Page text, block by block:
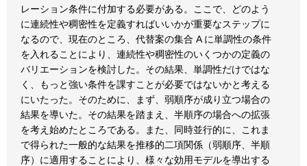
レーション条件に付加する必要がある。ここで、どのよう
に連続性や稠密性を定義すればいいかが重要なステップに
なるので、現在のところ、代替案の集合 A に単調性の条件
を入れることにより、連続性や稠密性のいくつかの定義の
バリエーションを検討した。その結果、単調性だけではな
く、もっと強い条件を課すことが必要ではないかと考える
にいたった。そのために、まず、弱順序が成り立つ場合の
結果を導いた。その結果を踏まえ、半順序の場合への拡張
を考え始めたところである。また、同時並行的に、これま
で得られた一般的な結果を推移的二項関係（弱順序、半順
序）に適用することにより、様々な効用モデルを導出する